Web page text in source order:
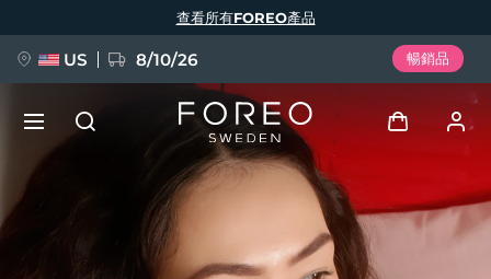
查看所有FOREO產品
US 8/10/26 暢銷品
登入
BREAKING NEWS
語言